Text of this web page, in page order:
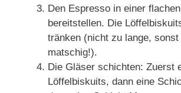
Den Espresso in einer
bereitstellen. Die
tränken (nicht zu lange,
matschig!).
Die Gläser schichten: Zuerst
Löffelbiskuits, dann eine